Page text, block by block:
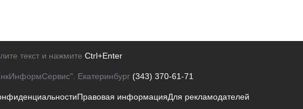
текст и нажмите Ctrl+Enter
Екатеринбург (343) 370-61-71
Правовая информацияДля рекламодателей